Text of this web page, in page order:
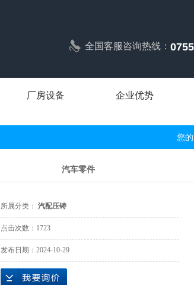
全国客服咨询热线：0755-
厂房设备 企业优势
您
汽车零件
所属分类： 汽配压铸
点击次数： 1723
发布日期： 2024-10-29